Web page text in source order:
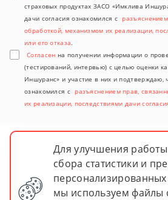
страховых продуктах ЗАСО «Имклива
дачи согласия ознакомился с
обработкой, механизмом их реализации,
или его отказа.
Согласен на получении информации о
(тестирований, интервью) с целью оценки
Иншуранс» и участие в них и подтверждаю,
ознакомился с разъяснением прав,
их реализации, последствиями дачи
Для улучшения работы
сбора статистики и
мы используем файлы